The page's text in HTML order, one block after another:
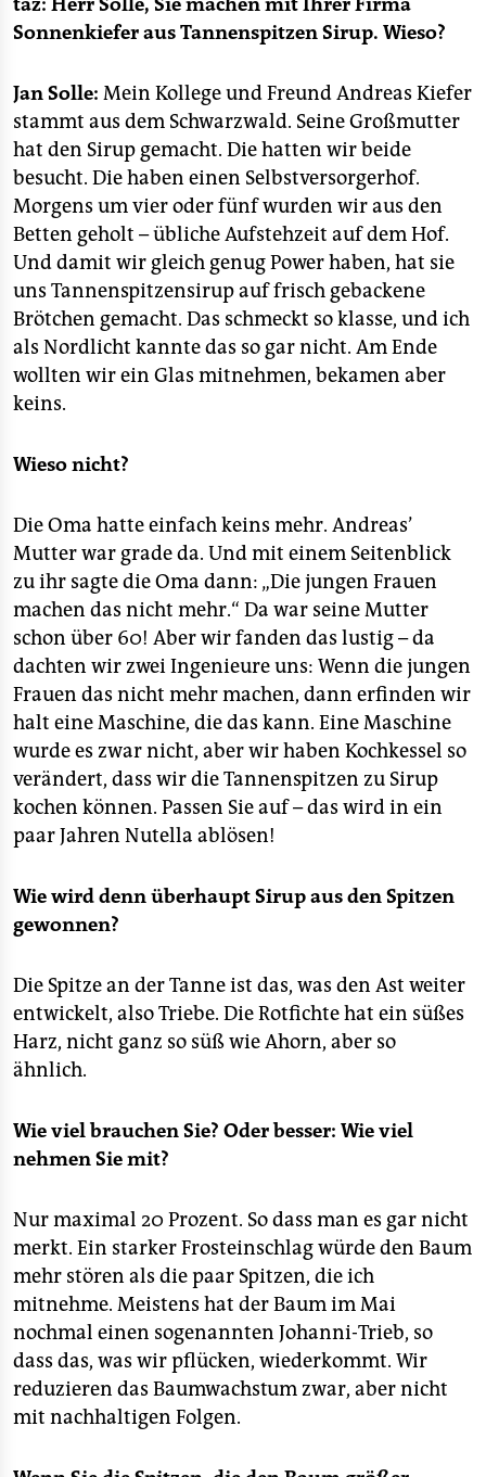
epaper login
Sonnenkiefer aus Tannenspitzen Sirup. Wieso?
Jan Solle: Mein Kollege und Freund Andreas Kiefer
stammt aus dem Schwarzwald. Seine Großmutter
hat den Sirup gemacht. Die hatten wir beide
besucht. Die haben einen Selbstversorgerhof.
Morgens um vier oder fünf wurden wir aus den
Betten geholt – übliche Aufstehzeit auf dem Hof.
Und damit wir gleich genug Power haben, hat sie
uns Tannenspitzensirup auf frisch gebackene
Brötchen gemacht. Das schmeckt so klasse, und ich
als Nordlicht kannte das so gar nicht. Am Ende
wollten wir ein Glas mitnehmen, bekamen aber
keins.
Wieso nicht?
Die Oma hatte einfach keins mehr. Andreas’
Mutter war grade da. Und mit einem Seitenblick
zu ihr sagte die Oma dann: „Die jungen Frauen
machen das nicht mehr.“ Da war seine Mutter
schon über 60! Aber wir fanden das lustig – da
dachten wir zwei Ingenieure uns: Wenn die jungen
Frauen das nicht mehr machen, dann erfinden wir
halt eine Maschine, die das kann. Eine Maschine
wurde es zwar nicht, aber wir haben Kochkessel so
verändert, dass wir die Tannenspitzen zu Sirup
kochen können. Passen Sie auf – das wird in ein
paar Jahren Nutella ablösen!
Wie wird denn überhaupt Sirup aus den Spitzen
gewonnen?
Die Spitze an der Tanne ist das, was den Ast weiter
entwickelt, also Triebe. Die Rotfichte hat ein süßes
Harz, nicht ganz so süß wie Ahorn, aber so
ähnlich.
Wie viel brauchen Sie? Oder besser: Wie viel
nehmen Sie mit?
Nur maximal 20 Prozent. So dass man es gar nicht
merkt. Ein starker Frosteinschlag würde den Baum
mehr stören als die paar Spitzen, die ich
mitnehme. Meistens hat der Baum im Mai
nochmal einen sogenannten Johanni-Trieb, so
dass das, was wir pflücken, wiederkommt. Wir
reduzieren das Baumwachstum zwar, aber nicht
mit nachhaltigen Folgen.